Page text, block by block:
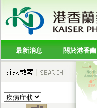
最新消息 關於港香蘭